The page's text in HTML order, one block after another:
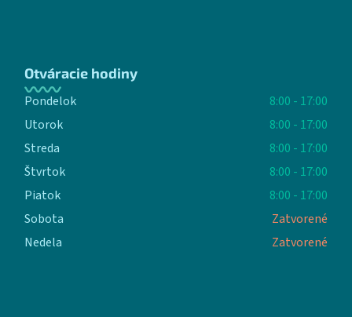
Otváracie hodiny
Pondelok
8:00 - 17:00
Utorok
8:00 - 17:00
Streda
8:00 - 17:00
Štvrtok
8:00 - 17:00
Piatok
8:00 - 17:00
Sobota
Zatvorené
Nedela
Zatvorené